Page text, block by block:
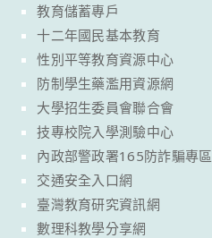
教育儲蓄專戶
十二年國民基本教育
性別平等教育資源中心
防制學生藥濫用資源網
大學招生委員會聯合會
技專校院入學測驗中心
內政部警政署165防詐騙專區
交通安全入口網
臺灣教育研究資訊網
數理科教學分享網